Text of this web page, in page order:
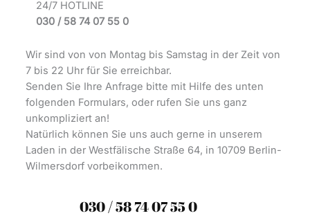
24/7 HOTLINE
030 / 58 74 07 55 0
Wir sind von von Montag bis Samstag in der Zeit von
7 bis 22 Uhr für Sie erreichbar.
Senden Sie Ihre Anfrage bitte mit Hilfe des unten
folgenden Formulars, oder rufen Sie uns ganz
unkompliziert an!
Natürlich können Sie uns auch gerne in unserem
Laden in der Westfälische Straße 64, in 10709 Berlin-
Wilmersdorf vorbeikommen.
030 / 58 74 07 55 0